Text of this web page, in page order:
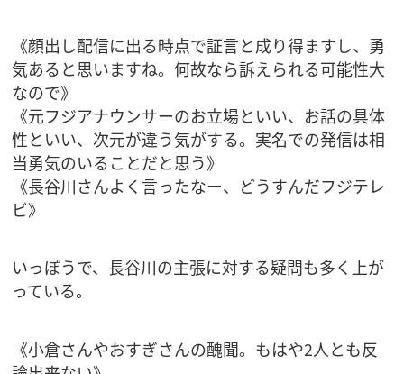
《顔出し配信に出る時点で証言と成り得ますし、勇
気あると思いますね。何故なら訴えられる可能性大
なので》
《元フジアナウンサーのお立場といい、お話の具体
性といい、次元が違う気がする。実名での発信は相
当勇気のいることだと思う》
《長谷川さんよく言ったなー、どうすんだフジテレ
ビ》
いっぽうで、長谷川の主張に対する疑問も多く上が
っている。
《小倉さんやおすぎさんの醜聞。もはや2人とも反